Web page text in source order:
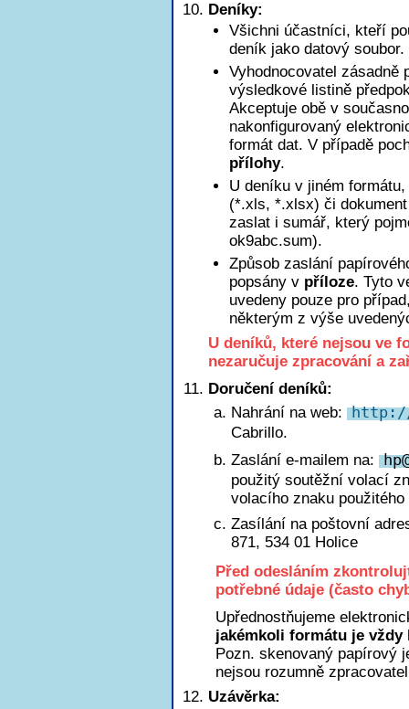
Deníky:
Všichni účastníci, kteří
deník jako datový soubor.
Vyhodnocovatel zásadně
výsledkové listině
Akceptuje obě v
nakonfigurovaný
formát dat. V případě
přílohy.
U deníku v jiném
(*.xls, *.xlsx) či
zaslat i sumář, který
ok9abc.sum).
Způsob zaslání
popsány v příloze. Tyto
uvedeny pouze pro
některým z výše
U deníků, které nejsou ve
nezaručuje zpracování a
Doručení deníků:
Nahrání na web: http://
Cabrillo.
Zaslání e-mailem na: h
použitý soutěžní volací
volacího znaku
Zasílání na poštovní
871, 534 01 Holice
Před odesláním
potřebné údaje (často
Upřednostňujeme
jakémkoli formátu je
Pozn. skenovaný papírový
nejsou rozumně
Uzávěrka: